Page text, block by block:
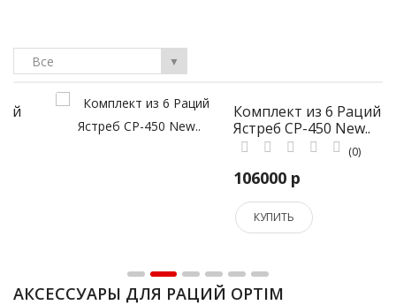
Все ▼
Комплект из 6 Раций
Ястреб СР-450 New..
(0)
106000 р
КУПИТЬ
АКСЕССУАРЫ ДЛЯ РАЦИЙ OPTIM